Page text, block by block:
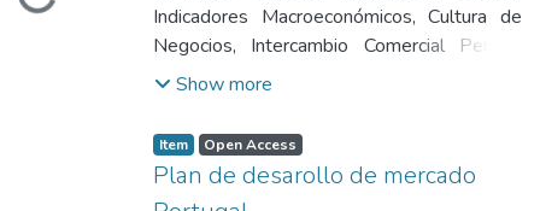
Fuentes de Información.
Turismo
Indicadores Macroeconómicos, Cultura de
Negocios, Intercambio Comercial Perú -
Reino Unido, Acuerdos Comerciales y
y Transporte de Mercaderías,Canales de
Comercialización, Tendencias del
Consumidor y Características del Mercado,
Show more
Item Open Access
Plan de desarollo de mercado